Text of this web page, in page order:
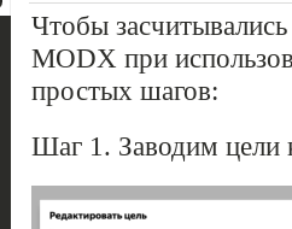
Чтобы
MODX при
простых шагов:
Шаг 1. Заводим цели